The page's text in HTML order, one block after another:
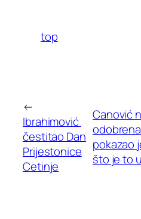
top
←
Ibrahimović
čestitao Dan
Prijestonice
Cetinje
Canović
pokazao
što je to